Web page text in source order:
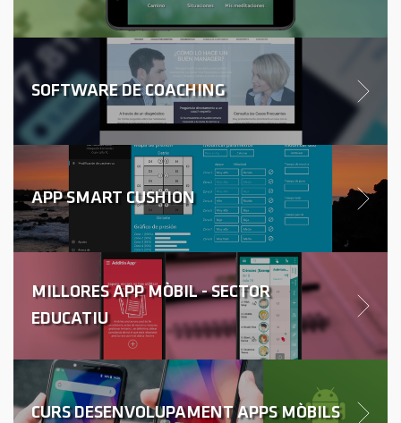
SOFTWARE DE COACHING
APP SMART CUSHION
MILLORES APP MÒBIL - SECTOR
EDUCATIU
CURS DESENVOLUPAMENT APPS MÒBILS